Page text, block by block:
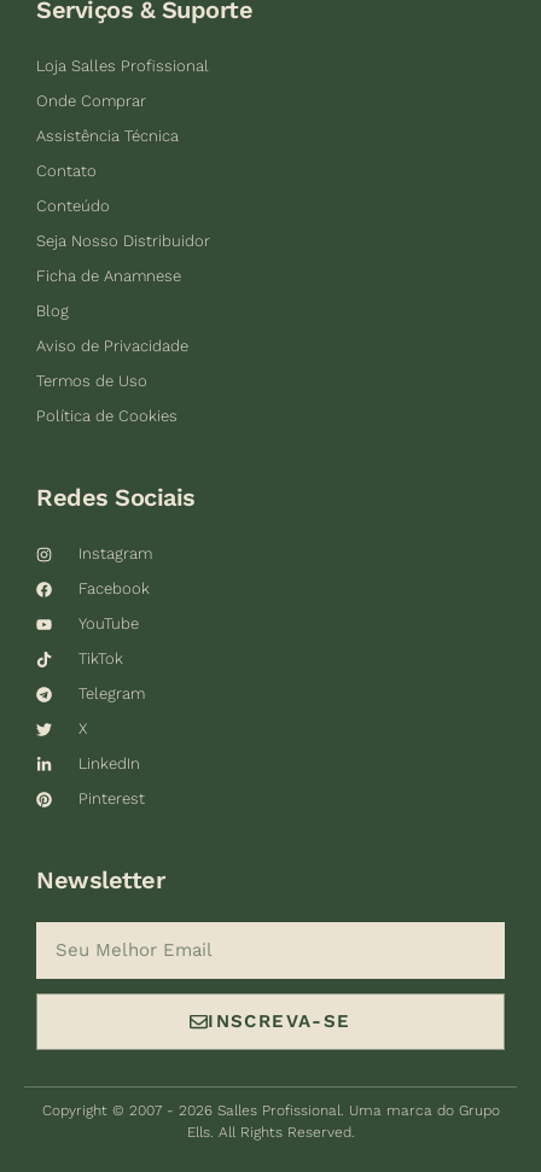
Serviços & Suporte
Loja Salles Profissional
Onde Comprar
Assistência Técnica
Contato
Conteúdo
Seja Nosso Distribuidor
Ficha de Anamnese
Blog
Aviso de Privacidade
Termos de Uso
Política de Cookies
Redes Sociais
Instagram
Facebook
YouTube
TikTok
Telegram
X
LinkedIn
Pinterest
Newsletter
INSCREVA-SE
Copyright © 2007 - 2026 Salles Profissional. Uma marca do Grupo
Ells. All Rights Reserved.